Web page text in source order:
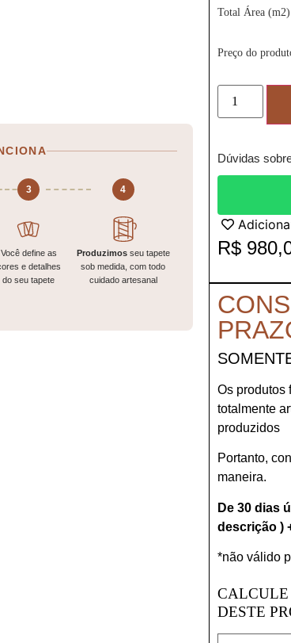
3
Você define as
e detalhes
do seu tapete
4
Produzimosseu tapete
sob medida, com todo
cuidado artesanal
Total Área (m2)
Preço do
Dúvidas
R$
Os produtos
totalmente
produzidos
Portanto,
maneira.
De 30 dias
descrição )
*não válido
CALCULE
DESTE